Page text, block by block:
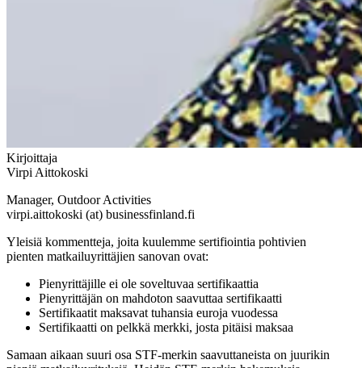
Kirjoittaja
Virpi Aittokoski
Manager, Outdoor Activities
virpi.aittokoski (at) businessfinland.fi
Yleisiä kommentteja, joita kuulemme sertifiointia pohtivien
pienten matkailuyrittäjien sanovan ovat:
Pienyrittäjille ei ole soveltuvaa sertifikaattia
Pienyrittäjän on mahdoton saavuttaa sertifikaatti
Sertifikaatit maksavat tuhansia euroja vuodessa
Sertifikaatti on pelkkä merkki, josta pitäisi maksaa
Samaan aikaan suuri osa STF-merkin saavuttaneista on juurikin